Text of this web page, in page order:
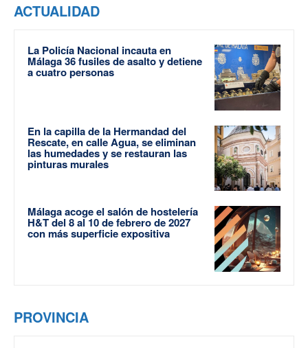
ACTUALIDAD
La Policía Nacional incauta en
Málaga 36 fusiles de asalto y detiene
a cuatro personas
En la capilla de la Hermandad del
Rescate, en calle Agua, se eliminan
las humedades y se restauran las
pinturas murales
Málaga acoge el salón de hostelería
H&T del 8 al 10 de febrero de 2027
con más superficie expositiva
PROVINCIA